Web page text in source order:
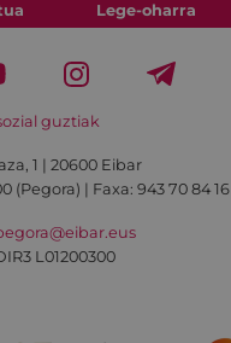
Lege-oharra
guztiak
1 | 20600 Eibar
(Pegora) | Faxa: 943 70 84 16
L01200300